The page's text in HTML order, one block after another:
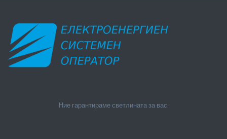
Ние гарантираме светлината за вас.